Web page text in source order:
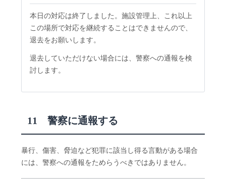
本日の対応は終了しました。施設管理上、これ以上
この場所で対応を継続することはできませんので、
退去をお願いします。
退去していただけない場合には、警察への通報を検
討します。
11 警察に通報する
暴行、傷害、脅迫など犯罪に該当し得る言動がある場合
には、警察への通報をためらうべきではありません。